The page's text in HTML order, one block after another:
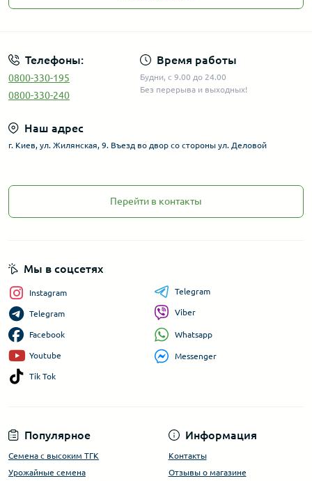
Телефоны:
0800-330-195
0800-330-240
Время работы
Будни, с 9.00 до 24.00
Без перерыва и выходных!
Наш адрес
г. Киев, ул. Жилянская, 9. Въезд во двор со стороны ул. Деловой
Перейти в контакты
Популярное
Семена с высоким ТГК
Урожайные семена
Информация
Контакты
Отзывы о магазине
Мы в соцсетях
Instagram
Telegram
Facebook
Youtube
Tik Tok
Telegram
Viber
Whatsapp
Messenger